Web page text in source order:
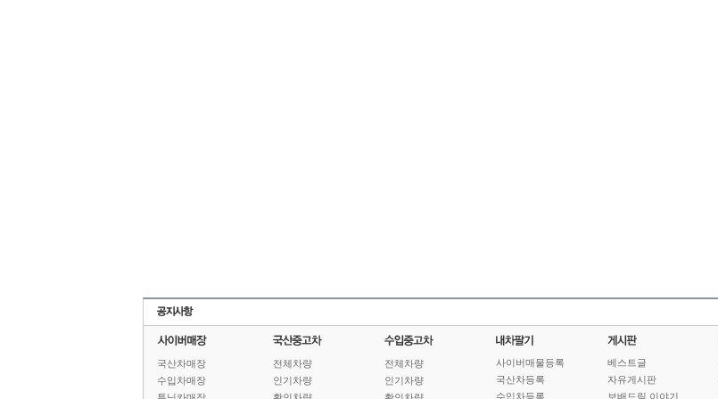
국산차매장
수입차매장
전체차량
인기차량
전체차량
인기차량
사이버매물등록
국산차등록
수입차등록
베스트글
자유게시판
보배드림 이야기